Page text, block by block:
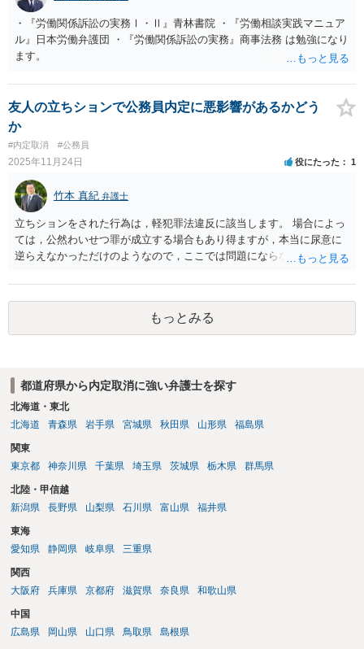
務的には、入社予定者への法的措置は難しいと考えられます。 結論と
して、本件では、可及的速やかに入社辞退の連絡をすれば、貴方が法
的に責任を負うことになる事態は考えづらいです。 その他の影響も特
・『労働関係訴訟の実務Ⅰ・Ⅱ』青林書院 ・『労働相談実践マニュア
ル』日本労働弁護団 ・『労働関係訴訟の実務』商事法務 は勉強になり
ます。
友人の立ちションで公務員内定に悪影響があるかどう
か
#内定取消 #公務員
2025年11月24日 役にたった 1
竹本 真紀 弁護士
立ちションをされた行為は，軽犯罪法違反に該当します。 場合によっ
ては，公然わいせつ罪が成立する場合もあり得ますが，本当に尿意に
逆らえなかっただけのようなので，ここでは問題にならないでしょ
す。 評価としては，犯罪の中では比較的軽い類型のものであるけれど
も，前科前歴に該当することに変わりないということになります。 公
務員は，拘禁刑以上になった場合には欠格要件に該当することになる
ので失職します。 本件の場合，法定刑からして，これに該当すること
の軽重には影響するとは思いますが。）。 まだ，公務員になっていま
せんから，直接該当するわけではありませんが，この点に不安を覚え
てもやむを得ないと思います。 しかし，本件では，まず，警察が捜査
度の刑ですから，被害者側において，警察に申告する手間の方が大き
くなってしまいます。 よほどの常習犯か，警察官の現認以外には，警
察が事件として把握することはないと思います。 今回でも，もし警察
ーだけでは，３人の中の誰かを特定することはできませんから，立ち
ションした方を特定できる状態で警察に来てもらった方が解決も早い
のです。 ナンバーを記載したのは，店において利用を控えてもらう対
も，車のナンバーだけでは犯人のグループを把握できても，犯人を特
定することはできません。 軽犯罪法違反で特定されるようなことがあ
ったとしても，軽犯罪法違反は上記法定刑の罪です。 きちんと反省し
ていれば，微罪処分となり検察官に送致もされずに終わる可能性も大
もっとみる
都道府県から内定取消に強い弁護士を探す
北海道・東北
北海道
青森県 岩手県 宮城県 秋田県 山形県 福島県
関東
東京都
神奈川県 千葉県 埼玉県 茨城県 栃木県 群馬県
北陸・甲信越
新潟県
長野県 山梨県 石川県 富山県 福井県
東海
愛知県
静岡県 岐阜県 三重県
関西
大阪府
兵庫県 京都府 滋賀県 奈良県 和歌山県
中国
広島県
岡山県 山口県 鳥取県 島根県